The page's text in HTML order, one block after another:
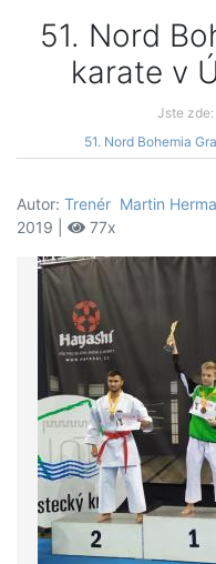
51. Nord
karate v
Jste zde:
51. Nord Bohemia
Autor: Trenér Martin
2019 |
77x